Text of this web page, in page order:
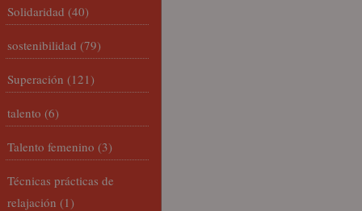
Solidaridad (40)
sostenibilidad (79)
Superación (121)
talento (6)
Talento femenino (3)
Técnicas prácticas de
relajación (1)